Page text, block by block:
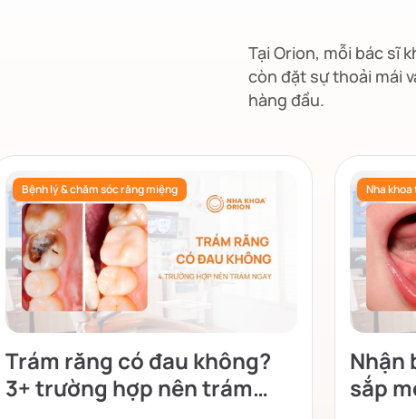
Tại Orion, mỗi bác sĩ
còn đặt sự thoải mái
hàng đầu.
Bệnh lý & chăm sóc răng miệng
Trám răng có đau không?
3+ trường hợp nên trám
Nha khoa
Nhận
sắp